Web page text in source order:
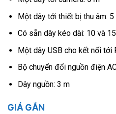
Một dây tới thiết bị thu âm: 5
Có sẵn dây kéo dài: 10 và
Một dây USB cho kết nối tới
Bộ chuyển đổi nguồn điện
Dây nguồn: 3 m
GIÁ GẮN